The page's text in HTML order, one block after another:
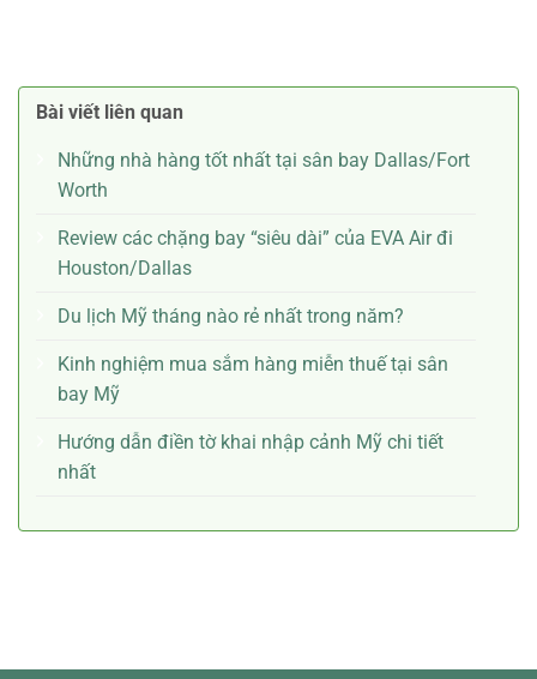
Bài viết liên quan
Những nhà hàng tốt nhất tại sân bay Dallas/Fort
Worth
Review các chặng bay “siêu dài” của EVA Air đi
Houston/Dallas
Du lịch Mỹ tháng nào rẻ nhất trong năm?
Kinh nghiệm mua sắm hàng miễn thuế tại sân
bay Mỹ
Hướng dẫn điền tờ khai nhập cảnh Mỹ chi tiết
nhất